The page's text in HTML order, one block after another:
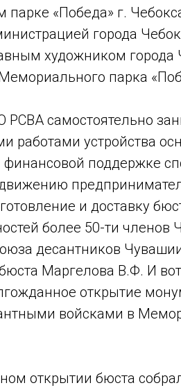
«Победа» г.
города
художником города
парка
РСВА самостоятельно
работами устройства
финансовой поддержке
и доставку
более 50-ти
десантников
Маргелова В.Ф. И
открытие
войсками в
открытии бюста